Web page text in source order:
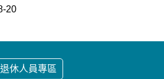
20
退休人員專區